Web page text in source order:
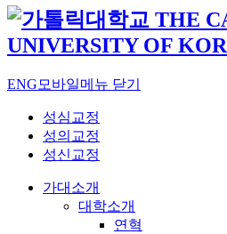
ENG 모바일메뉴 닫기
성심교정
성의교정
성신교정
가대소개
대학소개
연혁